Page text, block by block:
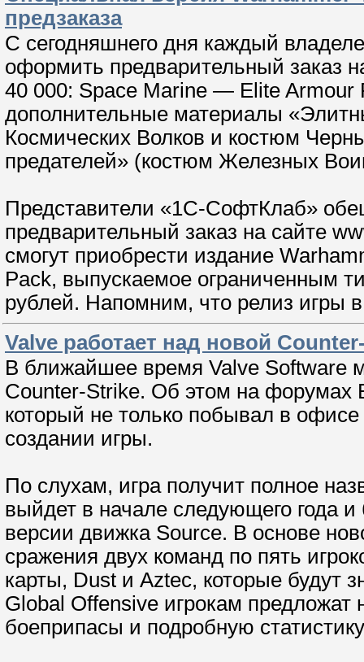
предзаказа
С сегодняшнего дня каждый
оформить предварительный заказ
40 000: Space Marine — Elite Armour
дополнительные материалы
Космических Волков и костюм
предателей» (костюм Железных
Представители «1С-СофтКлаб»
предварительный заказ на сайте
смогут приобрести издание
Pack, выпускаемое ограниченным
рублей. Напомним, что релиз игры
Valve работает над новой
В ближайшее время Valve Software
Counter-Strike. Об этом на форумах
который не только побывал в
создании игры.
По слухам, игра получит полное
выйдет в начале следующего года
версии движка Source. В основе
сражения двух команд по пять
карты, Dust и Aztec, которые будут
Global Offensive игрокам
боеприпасы и подробную